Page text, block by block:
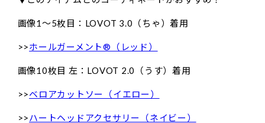
画像1〜5枚目：LOVOT 3.0（ちゃ）着用
>>ホールガーメント®（レッド）
画像10枚目 左：LOVOT 2.0（うす）着用
>>ベロアカットソー（イエロー）
>>ハートヘッドアクセサリー（ネイビー）